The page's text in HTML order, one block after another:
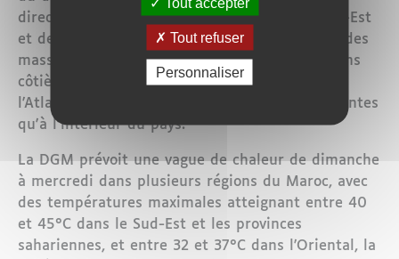
direct. Toutefois, les provinces du Sud, du Sud-Est
et de l'Oriental restent exposées à l'influence des
masses d'air sahariennes. À l'inverse, les régions
côtières profitent de l'effet modérateur de
l'Atlantique, avec des températures plus clémentes
qu'à l'intérieur du pays.
La DGM prévoit une vague de chaleur de dimanche
à mercredi dans plusieurs régions du Maroc, avec
des températures maximales atteignant entre 40
et 45°C dans le Sud-Est et les provinces
sahariennes, et entre 32 et 37°C dans l'Oriental, la
Tout refuser
Personnaliser